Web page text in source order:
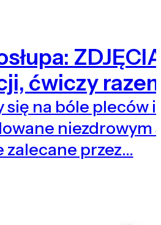
ćwiczy
się na bóle pleców
niezdrowym
zalecane przez…